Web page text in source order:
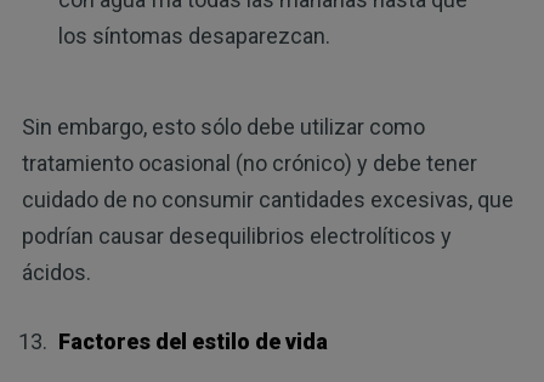
los síntomas desaparezcan.
Sin embargo, esto sólo debe utilizar como
tratamiento ocasional (no crónico) y debe tener
cuidado de no consumir cantidades excesivas, que
podrían causar desequilibrios electrolíticos y
ácidos.
Factores del estilo de vida